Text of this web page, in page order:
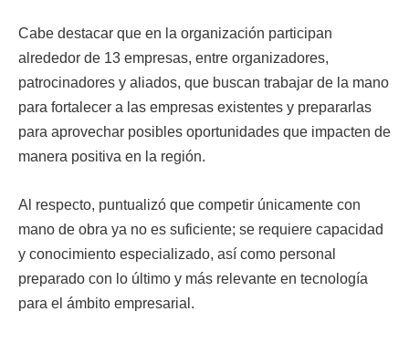
Cabe destacar que en la organización participan
alrededor de 13 empresas, entre organizadores,
patrocinadores y aliados, que buscan trabajar de la mano
para fortalecer a las empresas existentes y prepararlas
para aprovechar posibles oportunidades que impacten de
manera positiva en la región.
Al respecto, puntualizó que competir únicamente con
mano de obra ya no es suficiente; se requiere capacidad
y conocimiento especializado, así como personal
preparado con lo último y más relevante en tecnología
para el ámbito empresarial.